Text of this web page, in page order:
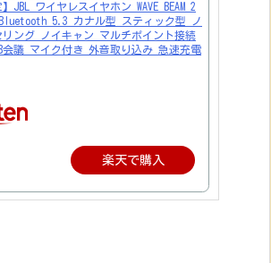
JBL ワイヤレスイヤホン WAVE BEAM 2
5.3 カナル型 スティック型 ノ
リング ノイキャン マルチポイント接続
会議 マイク付き 外音取り込み 急速充電
楽天で購入